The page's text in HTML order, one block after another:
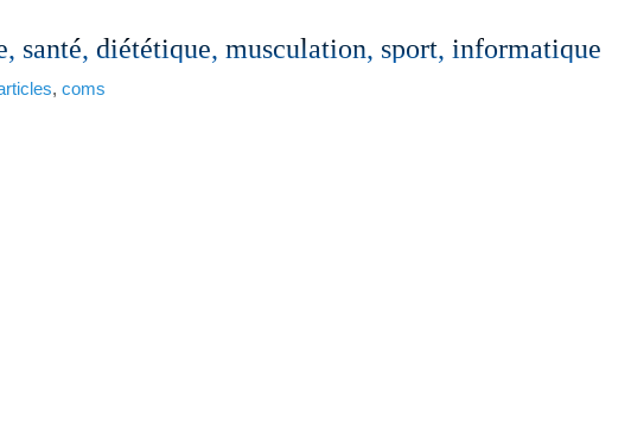
santé, diététique, musculation, sport, informatique
, coms